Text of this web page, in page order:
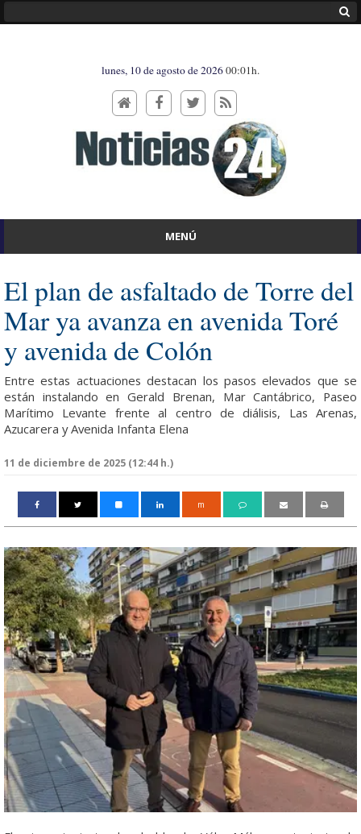
lunes, 10 de agosto de 202600:01h.
MENÚ
El plan de asfaltado de Torre del
Mar ya avanza en avenida Toré
y avenida de Colón
Entre estas actuaciones destacan los pasos elevados que se
están instalando en Gerald Brenan, Mar Cantábrico, Paseo
Marítimo Levante frente al centro de diálisis, Las Arenas,
Azucarera y Avenida Infanta Elena
11 de diciembre de 2025 (12:44 h.)
m